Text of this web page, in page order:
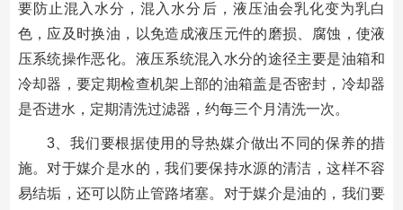
要防止混入水分，混入水分后，液压油会乳化变为乳白
色，应及时换油，以免造成液压元件的磨损、腐蚀，使液
压系统操作恶化。液压系统混入水分的途径主要是油箱和
冷却器，要定期检查机架上部的油箱盖是否密封，冷却器
是否进水，定期清洗过滤器，约每三个月清洗一次。
3、我们要根据使用的导热媒介做出不同的保养的措
施。对于媒介是水的，我们要保持水源的清洁，这样不容
易结垢，还可以防止管路堵塞。对于媒介是油的，我们要